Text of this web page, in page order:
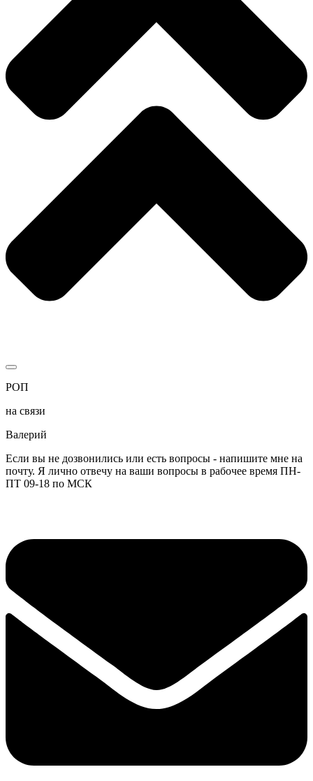
РОП
на связи
Валерий
Если вы не дозвонились или есть вопросы - напишите мне на
почту. Я лично отвечу на ваши вопросы в рабочее время ПН-
ПТ 09-18 по МСК